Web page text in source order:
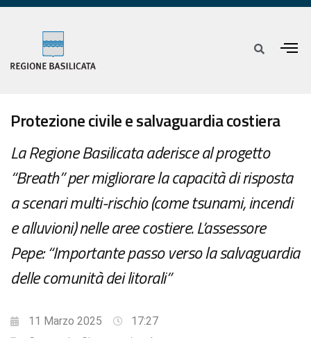
Protezione civile e salvaguardia costiera
La Regione Basilicata aderisce al progetto
“Breath” per migliorare la capacità di risposta
a scenari multi-rischio (come tsunami, incendi
e alluvioni) nelle aree costiere. L’assessore
Pepe: “Importante passo verso la salvaguardia
delle comunità dei litorali”
11 Marzo 2025
17:27